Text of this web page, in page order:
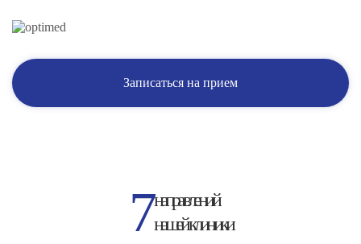
Записаться на прием
7 направлений
нашей клиники